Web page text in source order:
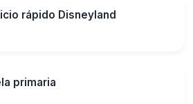
rápido Disneyland
primaria